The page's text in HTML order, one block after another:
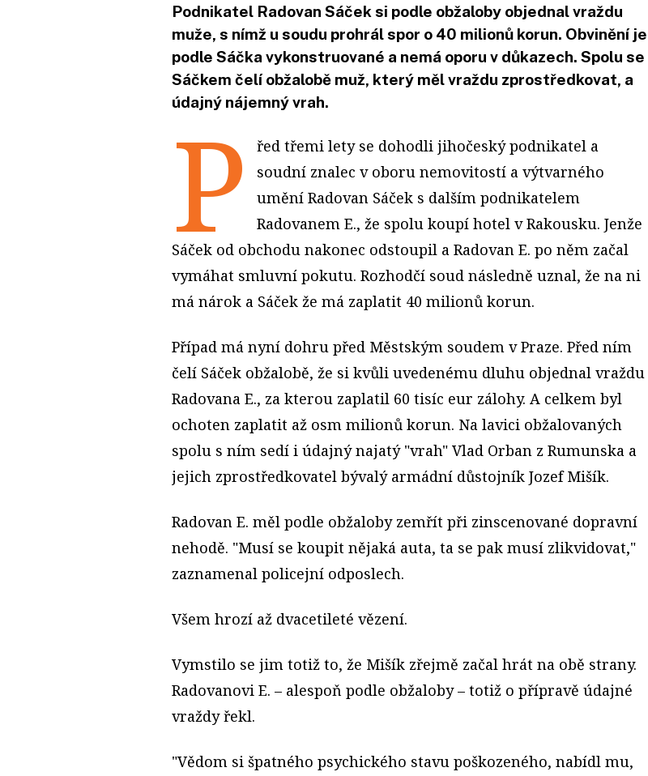
Podnikatel Radovan Sáček si podle obžaloby objednal vraždu
muže, s nímž u soudu prohrál spor o 40 milionů korun. Obvinění je
podle Sáčka vykonstruované a nemá oporu v důkazech. Spolu se
Sáčkem čelí obžalobě muž, který měl vraždu zprostředkovat, a
údajný nájemný vrah.
P
řed třemi lety se dohodli jihočeský podnikatel a
soudní znalec v oboru nemovitostí a výtvarného
umění Radovan Sáček s dalším podnikatelem
Radovanem E., že spolu koupí hotel v Rakousku. Jenže
Sáček od obchodu nakonec odstoupil a Radovan E. po něm začal
vymáhat smluvní pokutu. Rozhodčí soud následně uznal, že na ni
má nárok a Sáček že má zaplatit 40 milionů korun.
Případ má nyní dohru před Městským soudem v Praze. Před ním
čelí Sáček obžalobě, že si kvůli uvedenému dluhu objednal vraždu
Radovana E., za kterou zaplatil 60 tisíc eur zálohy. A celkem byl
ochoten zaplatit až osm milionů korun. Na lavici obžalovaných
spolu s ním sedí i údajný najatý "vrah" Vlad Orban z Rumunska a
jejich zprostředkovatel bývalý armádní důstojník Jozef Mišík.
Radovan E. měl podle obžaloby zemřít při zinscenované dopravní
nehodě. "Musí se koupit nějaká auta, ta se pak musí zlikvidovat,"
zaznamenal policejní odposlech.
Všem hrozí až dvacetileté vězení.
Vymstilo se jim totiž to, že Mišík zřejmě začal hrát na obě strany.
Radovanovi E. – alespoň podle obžaloby – totiž o přípravě údajné
vraždy řekl.
"Vědom si špatného psychického stavu poškozeného, nabídl mu,